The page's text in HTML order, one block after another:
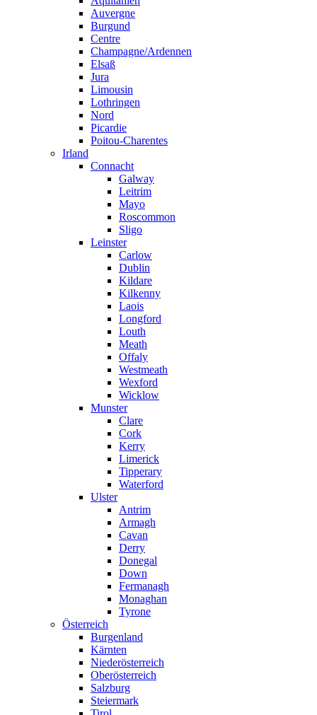
Auvergne
Burgund
Centre
Champagne/Ardennen
Elsaß
Jura
Limousin
Lothringen
Nord
Picardie
Poitou-Charentes
Irland
Connacht
Galway
Leitrim
Mayo
Roscommon
Sligo
Leinster
Carlow
Dublin
Kildare
Kilkenny
Laois
Longford
Louth
Meath
Offaly
Westmeath
Wexford
Wicklow
Munster
Clare
Cork
Kerry
Limerick
Tipperary
Waterford
Ulster
Antrim
Armagh
Cavan
Derry
Donegal
Down
Fermanagh
Monaghan
Tyrone
Österreich
Burgenland
Kärnten
Niederösterreich
Oberösterreich
Salzburg
Steiermark